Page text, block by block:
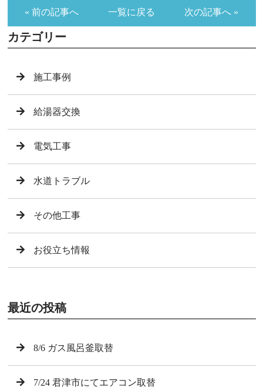
« 前の記事へ 一覧に戻る 次の記事へ »
カテゴリー
施工事例
給湯器交換
電気工事
水道トラブル
その他工事
お役立ち情報
最近の投稿
8/6 ガス風呂釜取替
7/24 君津市にてエアコン取替